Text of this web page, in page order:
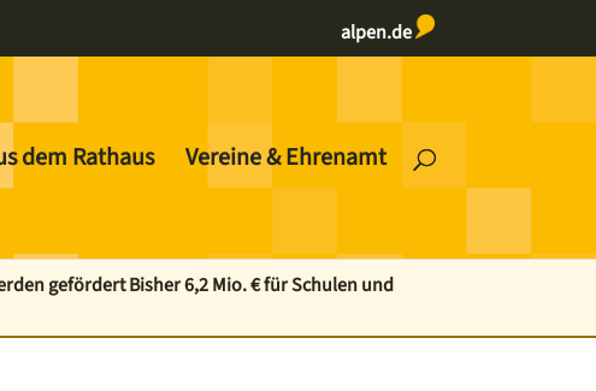
alpen.de
dem Rathaus Vereine & Ehrenamt
gefördert Bisher 6,2 Mio. € für Schulen und